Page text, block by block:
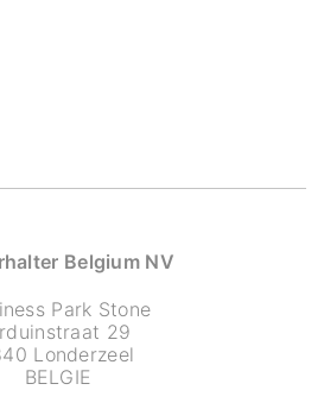
Belgium NV
Park Stone
29
Londerzeel
BELGIE